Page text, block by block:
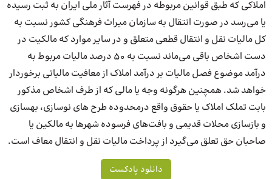
املاکی که طبق قوانین مربوطه در فهرست آثار ملی ایران به ثبت ‌رسیده
یا می‌رسد در صورت انتقال به سازمان میراث فرهنگی کشور نسبت به
کل مالیات نقل و انتقال قطعی متعلق و در سایر موارد که ‌مالکیت در
دست اشخاص باقی می‌ماند نسبت به 50 درصد مالیات ‌مربوط به
درآمد موضوع فصل مالیات بر درآمد املاک از معافیت ‌مالیاتی برخوردار
خواهد شد. همچنین هرگونه وجه یا مالی که ‌از طرف اشخاص مذکور
بابت تملک املاک یا حقوق واقع درمحدوده طرح ‌های نوسازی‌، بهسازی
و بازسازی محلات قدیمی و بافت‌های فرسوده شهرها به مالکین یا
صاحبان حق تعلق می‌گیرد از پرداخت مالیات نقل و انتقال معاف است‌.
دانلود پادکست